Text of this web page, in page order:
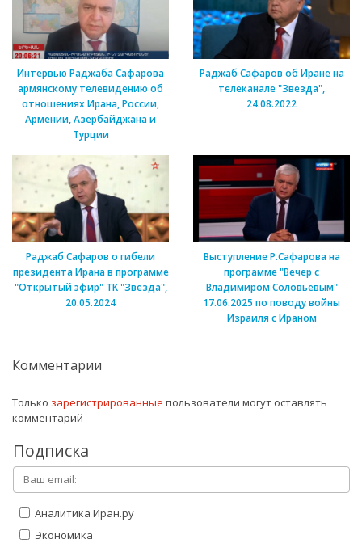
Интервью Раджаба Сафарова
армянскому телевидению об
отношениях Ирана, России,
Армении, Азербайджана и
Турции
Раджаб Сафаров об Иране на
телеканале "Звезда",
24.08.2022
Раджаб Сафаров о гибели
президента Ирана в программе
"Открытый эфир" ТК "Звезда",
20.05.2024
Выступление Р.Сафарова на
программе "Вечер с
Владимиром Соловьевым"
17.06.2025 по поводу войны
Израиля с Ираном
Комментарии
Только зарегистрированные пользователи могут оставлять
комментарий
Подписка
Аналитика Иран.ру
Экономика